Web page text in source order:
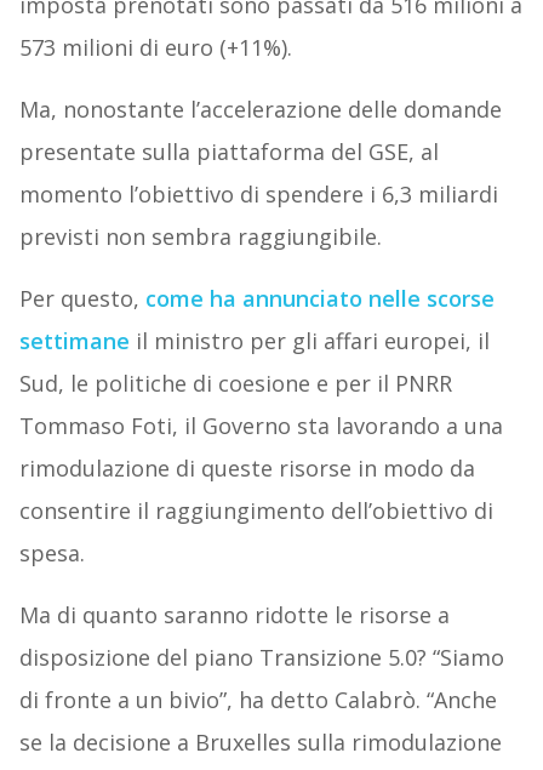
573 milioni di euro (+11%).
Ma, nonostante l’accelerazione delle domande
presentate sulla piattaforma del GSE, al
momento l’obiettivo di spendere i 6,3 miliardi
previsti non sembra raggiungibile.
Per questo, come ha annunciato nelle scorse
settimane il ministro per gli affari europei, il
Sud, le politiche di coesione e per il PNRR
Tommaso Foti, il Governo sta lavorando a una
rimodulazione di queste risorse in modo da
consentire il raggiungimento dell’obiettivo di
spesa.
Ma di quanto saranno ridotte le risorse a
disposizione del piano Transizione 5.0? “Siamo
di fronte a un bivio”, ha detto Calabrò. “Anche
se la decisione a Bruxelles sulla rimodulazione